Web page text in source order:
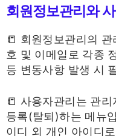
회원정보관리와
📒 회원정보관리의
호 및 이메일로 각종
등 변동사항 발생 시
📒 사용자관리는 관
등록(탈퇴)하는 메뉴
이디 외 개인 아이디